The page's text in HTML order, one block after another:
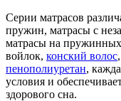
Серии матрасов
пружин, матрасы с
матрасы на
войлок, конский волос,
пенополиуретан,
условия и
здорового сна.